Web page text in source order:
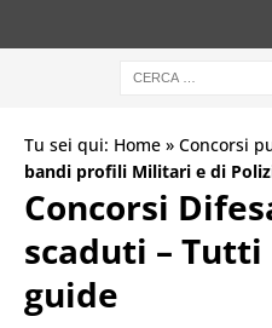
Tu sei qui: Home » Concorsi
bandi profili Militari e di
Concorsi
scaduti –
guide